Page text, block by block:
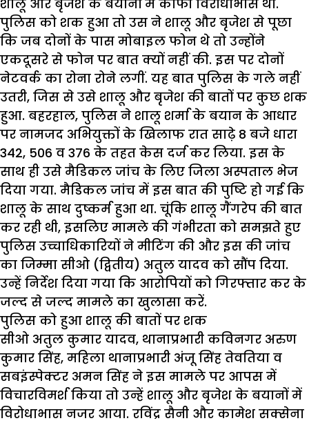
शालू और बृजेश के बयानों में काफी विरोधाभास था.
पुलिस को शक हुआ तो उस ने शालू और बृजेश से पूछा
कि जब दोनों के पास मोबाइल फोन थे तो उन्होंने
एकदूसरे से फोन पर बात क्यों नहीं की. इस पर दोनों
नेटवर्क का रोना रोने लगीं. यह बात पुलिस के गले नहीं
उतरी, जिस से उसे शालू और बृजेश की बातों पर कुछ शक
हुआ. बहरहाल, पुलिस ने शालू शर्मा के बयान के आधार
पर नामजद अभियुक्तों के खिलाफ रात साढ़े 8 बजे धारा
342, 506 व 376 के तहत केस दर्ज कर लिया. इस के
साथ ही उसे मैडिकल जांच के लिए जिला अस्पताल भेज
दिया गया. मैडिकल जांच में इस बात की पुष्टि हो गई कि
शालू के साथ दुष्कर्म हुआ था. चूंकि शालू गैंगरेप की बात
कर रही थी, इसलिए मामले की गंभीरता को समझते हुए
पुलिस उच्चाधिकारियों ने मीटिंग की और इस की जांच
का जिम्मा सीओ (द्वितीय) अतुल यादव को सौंप दिया.
उन्हें निर्देश दिया गया कि आरोपियों को गिरफ्तार कर के
जल्द से जल्द मामले का खुलासा करें.
पुलिस को हुआ शालू की बातों पर शक
सीओ अतुल कुमार यादव, थानाप्रभारी कविनगर अरुण
कुमार सिंह, महिला थानाप्रभारी अंजू सिंह तेवतिया व
सबइंस्पेक्टर अमन सिंह ने इस मामले पर आपस में
विचारविमर्श किया तो उन्हें शालू और बृजेश के बयानों में
विरोधाभास नजर आया. रविंद्र सैनी और कामेश सक्सेना